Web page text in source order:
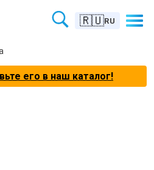
🇷🇺RU
его в наш каталог!